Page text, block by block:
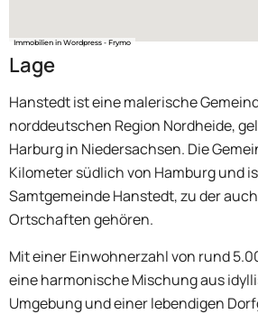
Immobilien in Wordpress - Frymo
Lage
Hanstedt ist eine malerische
norddeutschen Region Nordheide,
Harburg in Niedersachsen. Die
Kilometer südlich von Hamburg und
Samtgemeinde Hanstedt, zu der
Ortschaften gehören.
Mit einer Einwohnerzahl von rund
eine harmonische Mischung aus
Umgebung und einer lebendigen